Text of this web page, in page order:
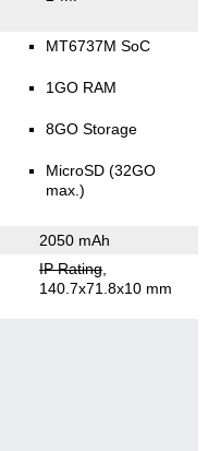
MT6737M SoC
1GO RAM
8GO Storage
MicroSD (32GO
max.)
2050 mAh
IP Rating,
140.7x71.8x10 mm